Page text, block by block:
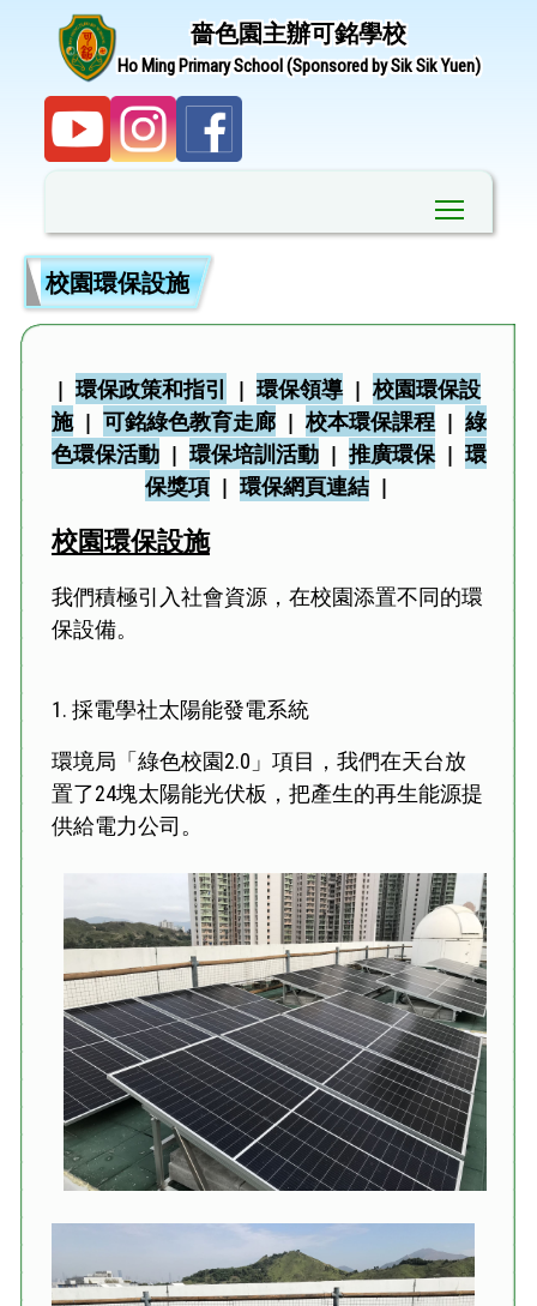
嗇色園主辦可銘學校
Ho Ming Primary School (Sponsored by Sik Sik Yuen)
校園環保設施
| 環保政策和指引 | 環保領導 |校園環保設
施| 可銘綠色教育走廊 |校本環保課程 | 綠
色環保活動 | 環保培訓活動 | 推廣環保| 環
保獎項 | 環保網頁連結 |
校園環保設施
我們積極引入社會資源，在校園添置不同的環
保設備。
1. 採電學社太陽能發電系統
環境局「綠色校園2.0」項目，我們在天台放
置了24塊太陽能光伏板，把產生的再生能源提
供給電力公司。